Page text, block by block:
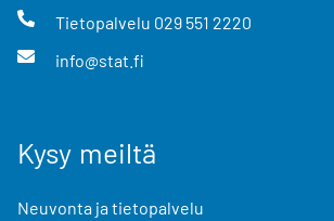
Tietopalvelu 029 551 2220
info@stat.fi
Kysy meiltä
Neuvonta ja tietopalvelu